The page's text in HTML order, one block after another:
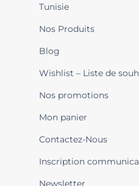
Tunisie
Nos Produits
Blog
Wishlist – Liste de
Nos promotions
Mon panier
Contactez-Nous
Inscription
Newsletter